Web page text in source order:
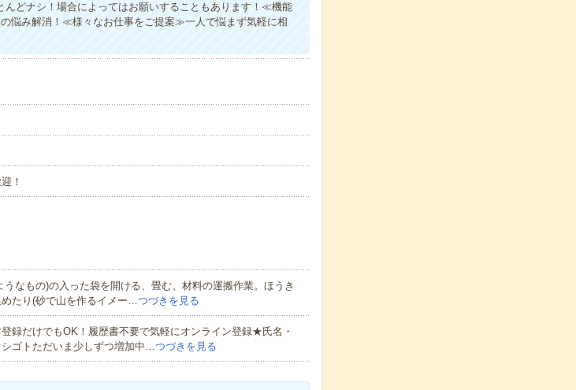
どナシ！場合によってはお願いすることもあります！≪機能
悩み解消！≪様々なお仕事をご提案≫一人で悩まず気軽に相
！
なもの)の入った袋を開ける、畳む、材料の運搬作業。ほうき
たり(砂で山を作るイメー…つづきを見る
録だけでもOK！履歴書不要で気軽にオンライン登録★氏名・
ゴトただいま少しずつ増加中…つづきを見る